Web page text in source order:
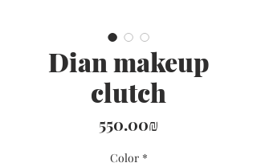
Dian makeup
clutch
‏550.00 ‏₪
Color *